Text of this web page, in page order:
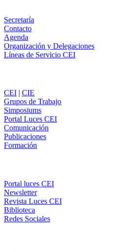
Secretaría
Contacto
Agenda
Organización y Delegaciones
Líneas de Servicio CEI
CEI | CIE
Grupos de Trabajo
Simposiums
Portal Luces CEI
Comunicación
Publicaciones
Formación
Portal luces CEI
Newsletter
Revista Luces CEI
Biblioteca
Redes Sociales